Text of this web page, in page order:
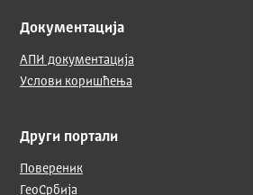
Документација
АПИ документација
Услови коришћења
Други портали
Повереник
ГеоСрбија